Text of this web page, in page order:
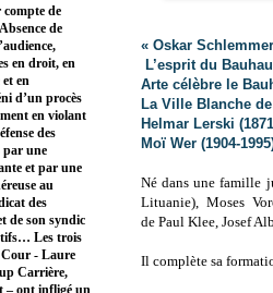
« Oskar
L’esprit du
Arte célèbre le
La Ville Blanche
Helmar Lerski
Moï Wer (1904-
Né dans une famille
Lituanie), Moses
de Paul Klee, Josef
Il complète sa
de
de
en droit, en
en
d’un procès
en violant
des
une
et par une
au
des
de son syndic
Les trois
- Laure
Carrière,